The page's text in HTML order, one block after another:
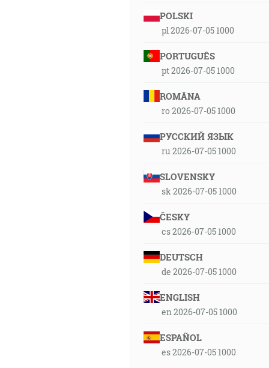
POLSKI
pl 2026-07-05 1000
PORTUGUÊS
pt 2026-07-05 1000
ROMÂNA
ro 2026-07-05 1000
РУССКИЙ ЯЗЫК
ru 2026-07-05 1000
SLOVENSKY
sk 2026-07-05 1000
ČESKY
cs 2026-07-05 1000
DEUTSCH
de 2026-07-05 1000
ENGLISH
en 2026-07-05 1000
ESPAÑOL
es 2026-07-05 1000